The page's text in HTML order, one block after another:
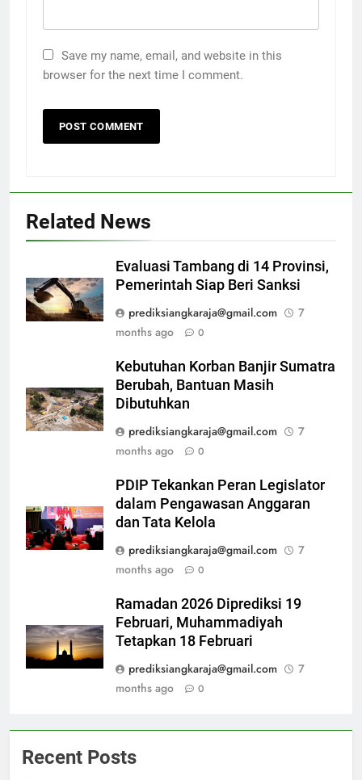
Save my name, email, and website in this
browser for the next time I comment.
Related News
Evaluasi Tambang di 14 Provinsi,
Pemerintah Siap Beri Sanksi
prediksiangkaraja@gmail.com
7
months ago
0
Kebutuhan Korban Banjir Sumatra
Berubah, Bantuan Masih
Dibutuhkan
prediksiangkaraja@gmail.com
7
months ago
0
PDIP Tekankan Peran Legislator
dalam Pengawasan Anggaran
dan Tata Kelola
prediksiangkaraja@gmail.com
7
months ago
0
Ramadan 2026 Diprediksi 19
Februari, Muhammadiyah
Tetapkan 18 Februari
prediksiangkaraja@gmail.com
7
months ago
0
Recent Posts